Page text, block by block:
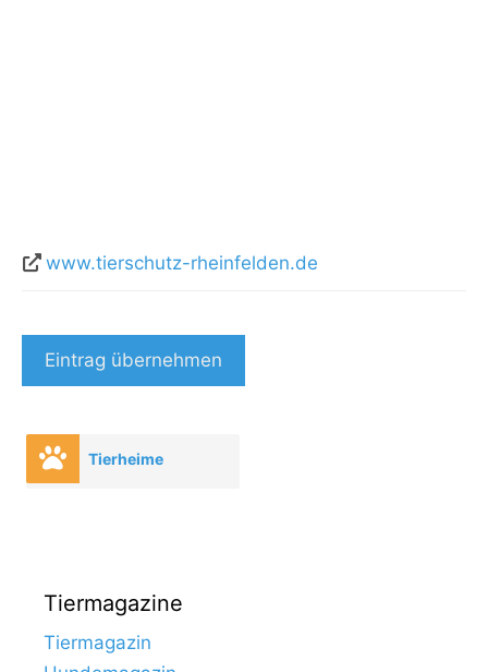
www.tierschutz-rheinfelden.de
Eintrag übernehmen
Tierheime
Tiermagazine
Tiermagazin